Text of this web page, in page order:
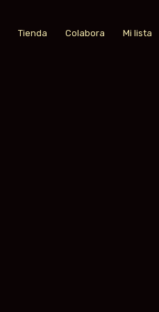
Tienda Colabora Mi lista